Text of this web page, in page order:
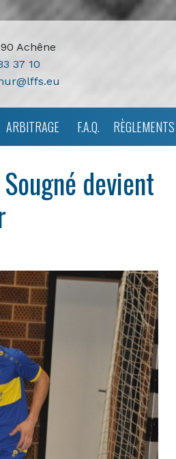
Achêne
37 10
ARBITRAGE F.A.Q. RÈGLEMENTS
devient